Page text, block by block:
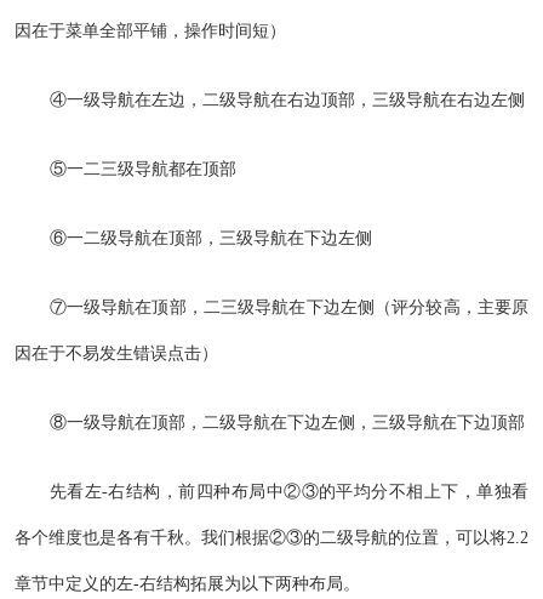
因在于菜单全部平铺，操作时间短）
④一级导航在左边，二级导航在右边顶部，三级导航在右边左侧
⑤一二三级导航都在顶部
⑥一二级导航在顶部，三级导航在下边左侧
⑦一级导航在顶部，二三级导航在下边左侧（评分较高，主要原
因在于不易发生错误点击）
⑧一级导航在顶部，二级导航在下边左侧，三级导航在下边顶部
先看左-右结构，前四种布局中②③的平均分不相上下，单独看
各个维度也是各有千秋。我们根据②③的二级导航的位置，可以将2.2
章节中定义的左-右结构拓展为以下两种布局。